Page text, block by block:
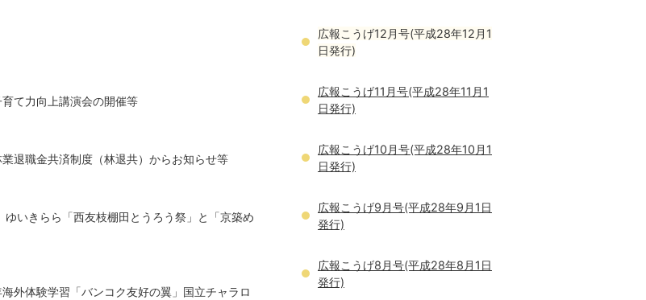
て力向上講演会の開催等
退職金共済制度（林退共）からお知らせ等
いきらら「西友枝棚田とうろう祭」と「京築め
外体験学習「バンコク友好の翼」国立チャラロ
広報こうげ12月号(平成28年12月1
日発行)
広報こうげ11月号(平成28年11月1
日発行)
広報こうげ10月号(平成28年10月1
日発行)
広報こうげ9月号(平成28年9月1日
発行)
広報こうげ8月号(平成28年8月1日
発行)